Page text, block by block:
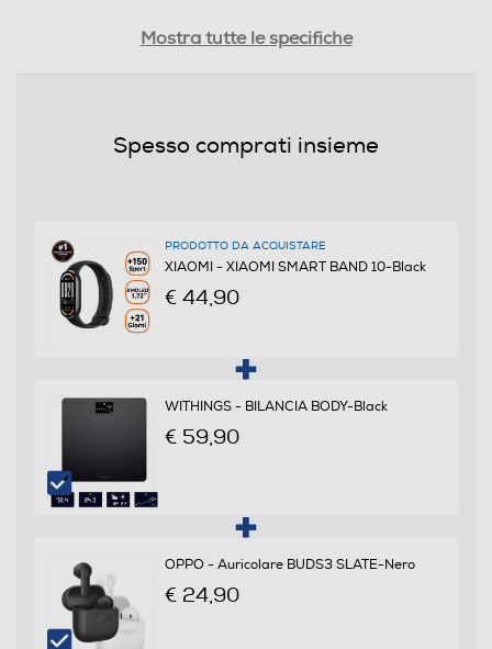
Dimensione display in pollici
1,72
Tecnologia OLED
Ris. orizzontale-pixel
520
212
Touchscreen
Mostra tutte le specifiche
Spesso comprati insieme
PRODOTTO DA ACQUISTARE
XIAOMI - XIAOMI SMART BAND 10-Black
€ 44,90
WITHINGS - BILANCIA BODY-Black
€ 59,90
OPPO - Auricolare BUDS3 SLATE-Nero
€ 24,90